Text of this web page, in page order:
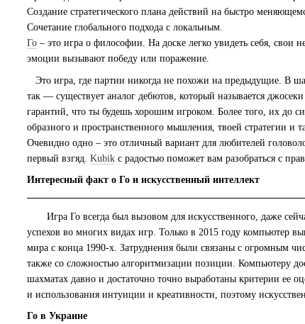
Создание стратегического плана действий на быстро
Сочетание глобального подхода с локальным.
Го – это игра о философии. На доске легко увидеть себя, свои
эмоции вызывают победу или поражение.
Это игра, где партии никогда не похожи на предыдущие. В
так — существует аналог дебютов, который называется
гарантий, что ты будешь хорошим игроком. Более того, их до
образного и пространственного мышления, твоей стратегии и
Очевидно одно – это отличный вариант для любителей
первый взгяд. Kubik с радостью поможет вам разобраться с
Интересный факт о Го и искусственный интеллект
Игра Го всегда был вызовом для искусственного, даже
успехов во многих видах игр. Только в 2015 году компьютер
мира с конца 1990-х. Затруднения были связаны с огромным
также со сложностью алгоритмизации позиции. Компьютеру
шахматах давно и достаточно точно выработаны критерии ее
и использования интуиции и креативности, поэтому
Го в Украине